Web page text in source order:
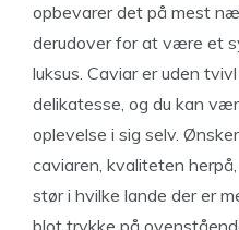
opbevarer det på mest
derudover for at være et
luksus. Caviar er uden
delikatesse, og du kan
oplevelse i sig selv.
caviaren, kvaliteten
stør i hvilke lande der er
blot trykke på